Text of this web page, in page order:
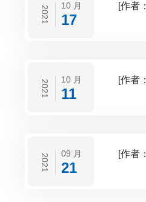
2021 10 月
17
2021 10 月
11
2021 09 月
21